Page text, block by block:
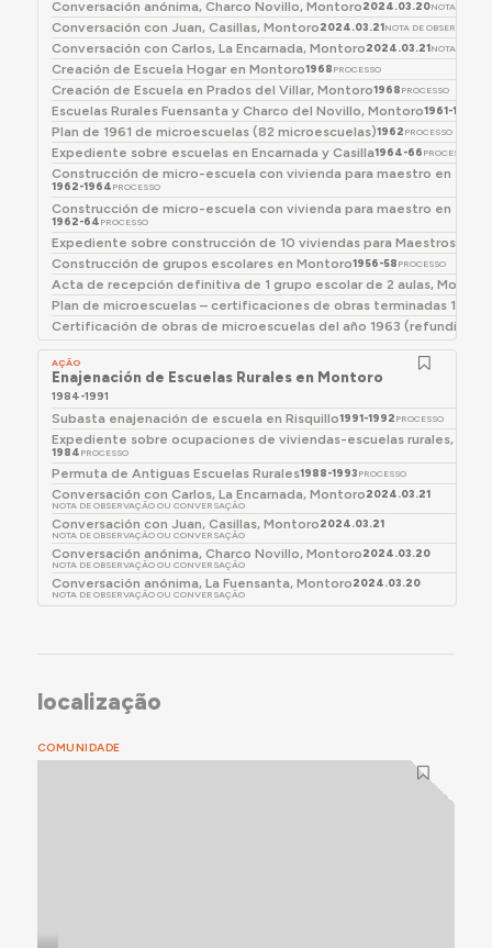
Conversación anónima, Charco Novillo, Montoro2024.03.20NOTA DE
Conversación con Juan, Casillas, Montoro2024.03.21NOTA DE
Conversación con Carlos, La Encarnada, Montoro2024.03.21NOTA DE
Creación de Escuela Hogar en Montoro1968 PROCESSO
Creación de Escuela en Prados del Villar, Montoro1968 PROCESSO
Escuelas Rurales Fuensanta y Charco del Novillo, Montoro1961-1962
Plan de 1961 de microescuelas (82 microescuelas)1962 PROCESSO
Expediente sobre escuelas en Encarnada y Casilla1964-66 PROCESSO
Construcción de micro-escuela con vivienda para maestro en el
1962-1964 PROCESSO
Construcción de micro-escuela con vivienda para maestro en el
1962-64 PROCESSO
Expediente sobre construcción de 10 viviendas para Maestros
Construcción de grupos escolares en Montoro1956-58 PROCESSO
Acta de recepción definitiva de 1 grupo escolar de 2 aulas,
Plan de microescuelas – certificaciones de obras terminadas 1967
Certificación de obras de microescuelas del año 1963 (refundición
AÇÃO
Enajenación de Escuelas Rurales en Montoro
1984-1991
Subasta enajenación de escuela en Risquillo1991-1992 PROCESSO
Expediente sobre ocupaciones de viviendas-escuelas rurales,
1984 PROCESSO
Permuta de Antiguas Escuelas Rurales1988-1993 PROCESSO
Conversación con Carlos, La Encarnada, Montoro2024.03.21
NOTA DE OBSERVAÇÃO OU CONVERSAÇÃO
Conversación con Juan, Casillas, Montoro2024.03.21
NOTA DE OBSERVAÇÃO OU CONVERSAÇÃO
Conversación anónima, Charco Novillo, Montoro2024.03.20
NOTA DE OBSERVAÇÃO OU CONVERSAÇÃO
Conversación anónima, La Fuensanta, Montoro2024.03.20
NOTA DE OBSERVAÇÃO OU CONVERSAÇÃO
localização
COMUNIDADE